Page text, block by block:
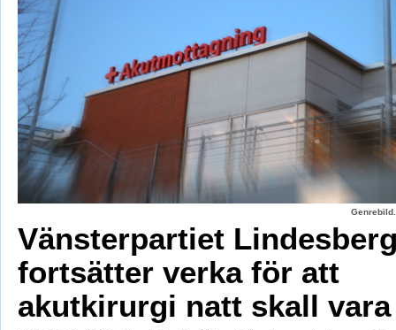
Vänsterpartiet
fortsätter verka för att
akutkirurgi natt skall